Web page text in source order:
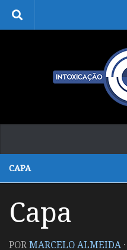
Skip to content
CAPA
Capa
PORMARCELO ALMEIDA ·